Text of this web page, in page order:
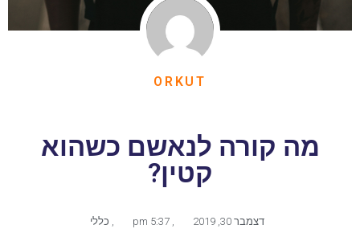
ORKUT
מה קורה לנאשם כשהוא
קטין?
דצמבר 30, 2019 5:37 pm כללי